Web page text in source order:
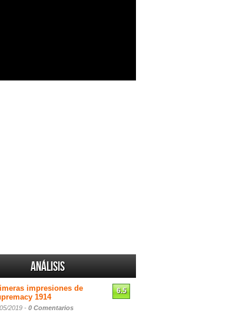
Análisis
impresiones de
1914
2019 - 0 Comentarios
6.5